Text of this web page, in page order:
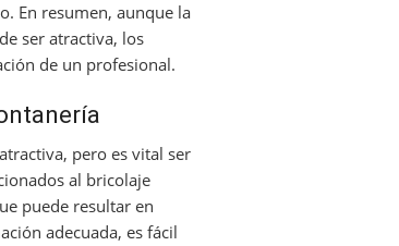
En resumen, aunque la
ser atractiva, los
de un profesional.
pero es vital ser
al bricolaje
puede resultar en
adecuada, es fácil